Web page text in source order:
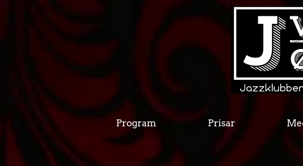
Program Prisar